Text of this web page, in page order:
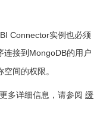
BI Connector实例也必须
连接到MongoDB的用户
间的权限。
多详细信息，请参阅 缓